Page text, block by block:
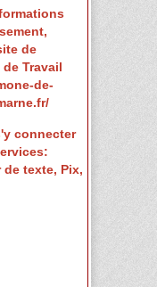
de
Travail
de-
connecter
de texte, Pix,